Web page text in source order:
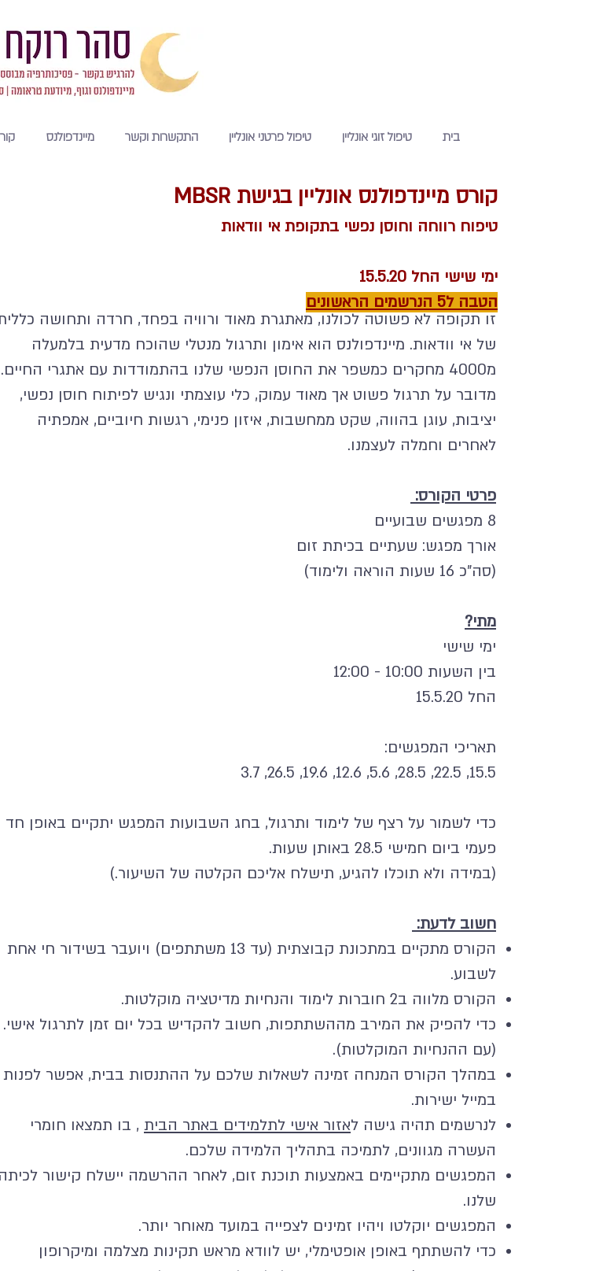
בית טיפול זוגי אונליין טיפול פרטני אונליין התקשרות וקשר מיינדפולנס
קורס מיינדפולנס אונליין בגישת MBSR
טיפוח רווחה וחוסן נפשי בתקופת אי וודאות
ימי שישי החל 15.5.20
הטבה ל5 הנרשמים הראשונים
זו תקופה לא פשוטה לכולנו, מאתגרת מאוד ורוויה בפחד, חרדה ותחושה
של אי וודאות. מיינדפולנס הוא אימון ותרגול מנטלי שהוכח מדעית בלמעלה
מ4000 מחקרים כמשפר את החוסן הנפשי שלנו בהתמודדות עם אתגרי החיים.
מדובר על תרגול פשוט אך מאוד עמוק, כלי עוצמתי ונגיש לפיתוח חוסן נפשי,
יציבות, עוגן בהווה, שקט ממחשבות, איזון פנימי, רגשות חיוביים, אמפתיה
לאחרים וחמלה לעצמנו.
פרטי הקורס:
8 מפגשים שבועיים
אורך מפגש: שעתיים בכיתת זום
(סה"כ 16 שעות הוראה ולימוד)
מתי?
ימי שישי
בין השעות 10:00 - 12:00
החל 15.5.20
תאריכי המפגשים:
15.5, 22.5, 28.5, 5.6, 12.6, 19.6, 26.5, 3.7
כדי לשמור על רצף של לימוד ותרגול, בחג השבועות המפגש יתקיים באופן חד
פעמי ביום חמישי 28.5 באותן שעות.
(במידה ולא תוכלו להגיע, תישלח אליכם הקלטה של השיעור.)
חשוב לדעת:
הקורס מתקיים במתכונת קבוצתית (עד 13 משתתפים) ויועבר בשידור חי אחת
לשבוע.
הקורס מלווה ב2 חוברות לימוד והנחיות מדיטציה מוקלטות.
כדי להפיק את המירב מההשתתפות, חשוב להקדיש בכל יום זמן לתרגול אישי.
(עם ההנחיות המוקלטות).
במהלך הקורס המנחה זמינה לשאלות שלכם על ההתנסות בבית, אפשר לפנות
במייל ישירות.
לנרשמים תהיה גישה לאזור אישי לתלמידים באתר הבית , בו תמצאו חומרי
העשרה מגוונים, לתמיכה בתהליך הלמידה שלכם.
המפגשים מתקיימים באמצעות תוכנת זום, לאחר ההרשמה יישלח קישור לכיתה
שלנו.
המפגשים יוקלטו ויהיו זמינים לצפייה במועד מאוחר יותר.
כדי להשתתף באופן אופטימלי, יש לוודא מראש תקינות מצלמה ומיקרופון